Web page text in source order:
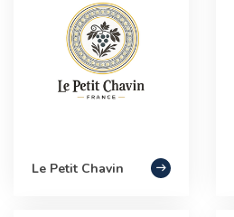
Le Petit Chavin